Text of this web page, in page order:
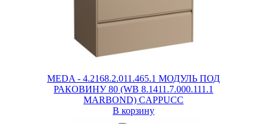
MEDA - 4.2168.2.011.465.1 МОДУЛЬ ПОД
РАКОВИНУ 80 (WB 8.1411.7.000.111.1
MARBOND) CAPPUCC
В корзину